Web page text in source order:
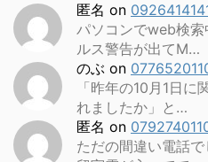
匿名 on
パソコンでweb検索
ルス警告が出てM…
のぶ on
「昨年の10月1日
れましたか」と…
匿名 on
ただの間違い電話